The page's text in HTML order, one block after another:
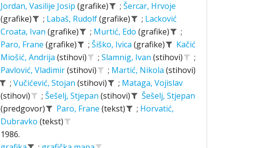
Jordan, Vasilije Josip (grafike) ; Šercar, Hrvoje
(grafike)
; Labaš, Rudolf(grafike) ; Lacković
Croata, Ivan (grafike) ; Murtić, Edo (grafike)
;
Paro, Frane (grafike) ; Šiško, Ivica (grafike)
Kačić
Miošić, Andrija (stihovi) ; Slamnig, Ivan (stihovi)
;
Pavlović, Vladimir(stihovi) ; Martić, Nikola (stihovi)
; Vučićević, Stojan (stihovi) ; Mataga, Vojislav
(stihovi)
; Šešelj, Stjepan (stihovi)
Šešelj, Stjepan
(predgovor)
Paro, Frane (tekst) ; Horvatić,
Dubravko (tekst)
1986.